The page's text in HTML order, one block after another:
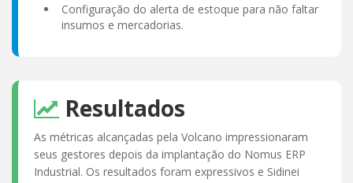
Configuração do alerta de estoque para não faltar
insumos e mercadorias.
Resultados
As métricas alcançadas pela Volcano impressionaram
seus gestores depois da implantação do Nomus ERP
Industrial. Os resultados foram expressivos e Sidinei